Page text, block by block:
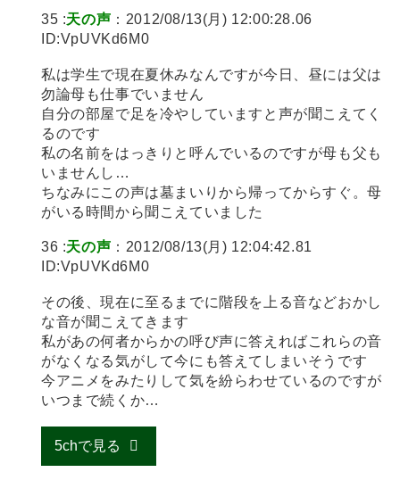
35 :天の声 ：2012/08/13(月) 12:00:28.06
ID:VpUVKd6M0
私は学生で現在夏休みなんですが今日、昼には父は
勿論母も仕事でいません
自分の部屋で足を冷やしていますと声が聞こえてく
るのです
私の名前をはっきりと呼んでいるのですが母も父も
いませんし…
ちなみにこの声は墓まいりから帰ってからすぐ。母
がいる時間から聞こえていました
36 :天の声 ：2012/08/13(月) 12:04:42.81
ID:VpUVKd6M0
その後、現在に至るまでに階段を上る音などおかし
な音が聞こえてきます
私があの何者からかの呼び声に答えればこれらの音
がなくなる気がして今にも答えてしまいそうです
今アニメをみたりして気を紛らわせているのですが
いつまで続くか…
5chで見る